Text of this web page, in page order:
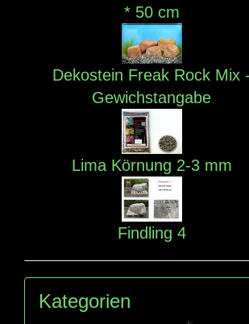
* 50 cm
Dekostein Freak Rock Mix -
Gewichstangabe
Lima Körnung 2-3 mm
Findling 4
Kategorien